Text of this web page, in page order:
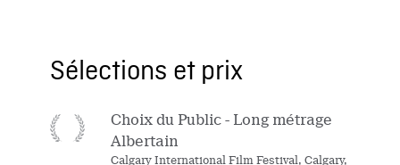
Sélections et prix
Choix du Public - Long métrage
Albertain
Calgary International Film Festival, Calgary,